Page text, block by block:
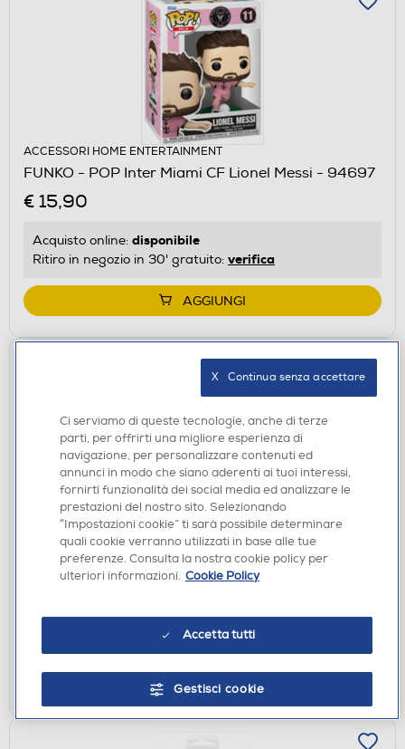
ACCESSORI HOME ENTERTAINMENT
FUNKO - POP Inter Miami CF Lionel Messi - 94697
€ 15,90
Acquisto online: disponibile
Ritiro in negozio in 30' gratuito: verifica
AGGIUNGI
ACCESSORI HOME ENTERTAINMENT
FUNKO - POP One Piece Franky w/Sunglasses
2232 - 90645
€ 15,90
Acquisto online:disponibile
Ritiro in negozio in 30' gratuito:verifica
AGGIUNGI
Ci serviamo di queste tecnologie, anche di terze
parti, per offrirti una migliore esperienza di
navigazione, per personalizzare contenuti ed
annunci in modo che siano aderenti ai tuoi interessi,
fornirti funzionalità dei social media ed analizzare le
prestazioni del nostro sito. Selezionando
“Impostazioni cookie” ti sarà possibile determinare
quali cookie verranno utilizzati in base alle tue
preferenze. Consulta la nostra cookie policy per
ulteriori informazioni. Cookie Policy
Accetta tutti
Gestisci cookie
X   Continua senza accettare